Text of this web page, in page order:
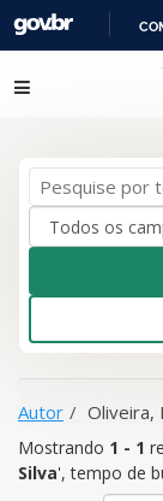
Silva
Pular para o
Autor Oliveira,
Mostrando 1 - 1
Silva', tempo de